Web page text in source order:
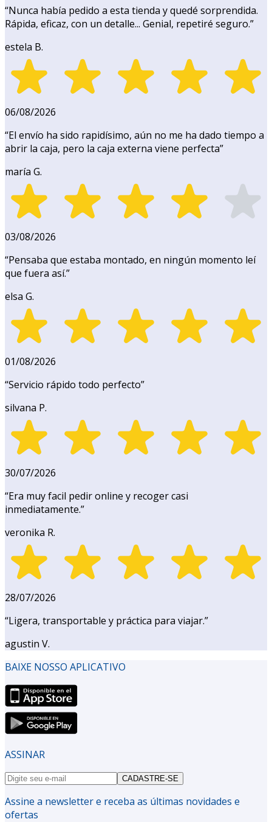
“Nunca había pedido a esta tienda y quedé sorprendida.
Rápida, eficaz, con un detalle... Genial, repetiré seguro.”
estela B.
06/08/2026
“El envío ha sido rapidísimo, aún no me ha dado tiempo a
abrir la caja, pero la caja externa viene perfecta”
maría G.
03/08/2026
“Pensaba que estaba montado, en ningún momento leí
que fuera así.”
elsa G.
01/08/2026
“Servicio rápido todo perfecto”
silvana P.
30/07/2026
“Era muy facil pedir online y recoger casi
inmediatamente.”
veronika R.
28/07/2026
“Ligera, transportable y práctica para viajar.”
agustin V.
BAIXE NOSSO APLICATIVO
ASSINAR
CADASTRE-SE
Assine a newsletter e receba as últimas novidades e
ofertas